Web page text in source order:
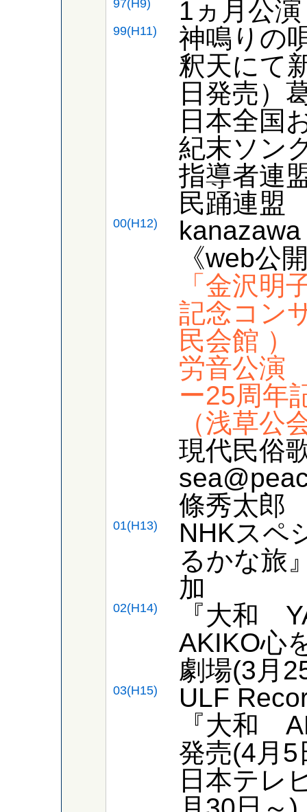
97(H9) 1ヵ月公
99(H11)
神鳴りの
釈天にて
日発売）
日本全国
紀末ソン
指導者連
民踊連盟
00(H12)
《web公
「金沢明
記念コン
民会館 ）
労音公演
ー25周年
（浅草公
現代民俗
條秀太
01(H13)
NHKスペ
るかな旅
加
02(H14)
『大和
AKIKO心
劇場(3月
03(H15)
ULF
『大和
発売(4月5
日本テレ